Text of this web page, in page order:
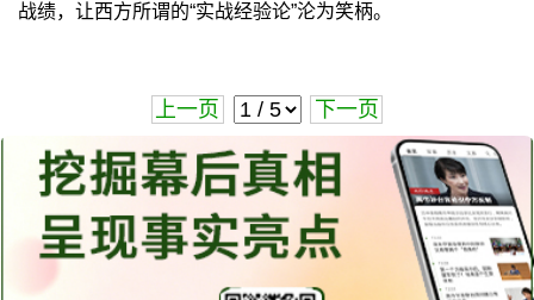
战绩，让西方所谓的“实战经验论”沦为笑柄。
上一页 下一页